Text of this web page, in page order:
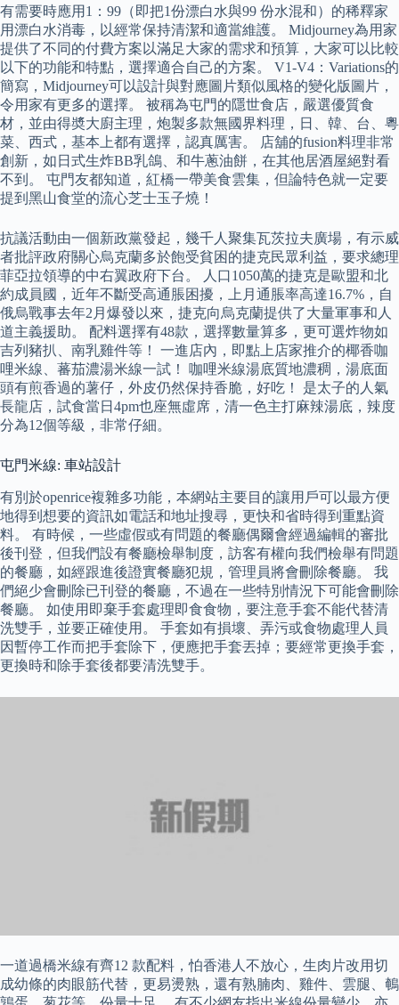
有需要時應用1：99（即把1份漂白水與99 份水混和）的稀釋家
用漂白水消毒，以經常保持清潔和適當維護。 Midjourney為用家
提供了不同的付費方案以滿足大家的需求和預算，大家可以比較
以下的功能和特點，選擇適合自己的方案。 V1-V4：Variations的
簡寫，Midjourney可以設計與對應圖片類似風格的變化版圖片，
令用家有更多的選擇。 被稱為屯門的隱世食店，嚴選優質食
材，並由得奬大廚主理，炮製多款無國界料理，日、韓、台、粵
菜、西式，基本上都有選擇，認真厲害。 店舖的fusion料理非常
創新，如日式生炸BB乳鴿、和牛蔥油餅，在其他居酒屋絕對看
不到。 屯門友都知道，紅橋一帶美食雲集，但論特色就一定要
提到黑山食堂的流心芝士玉子燒！
抗議活動由一個新政黨發起，幾千人聚集瓦茨拉夫廣場，有示威
者批評政府關心烏克蘭多於飽受貧困的捷克民眾利益，要求總理
菲亞拉領導的中右翼政府下台。 人口1050萬的捷克是歐盟和北
約成員國，近年不斷受高通脹困擾，上月通脹率高達16.7%，自
俄烏戰事去年2月爆發以來，捷克向烏克蘭提供了大量軍事和人
道主義援助。 配料選擇有48款，選擇數量算多，更可選炸物如
吉列豬扒、南乳雞件等！ 一進店內，即點上店家推介的椰香咖
哩米線、蕃茄濃湯米線一試！ 咖哩米線湯底質地濃稠，湯底面
頭有煎香過的薯仔，外皮仍然保持香脆，好吃！ 是太子的人氣
長龍店，試食當日4pm也座無虛席，清一色主打麻辣湯底，辣度
分為12個等級，非常仔細。
屯門米線: 車站設計
有別於openrice複雜多功能，本網站主要目的讓用戶可以最方便
地得到想要的資訊如電話和地址搜尋，更快和省時得到重點資
料。 有時候，一些虛假或有問題的餐廳偶爾會經過編輯的審批
後刊登，但我們設有餐廳檢舉制度，訪客有權向我們檢舉有問題
的餐廳，如經跟進後證實餐廳犯規，管理員將會刪除餐廳。 我
們絕少會刪除已刊登的餐廳，不過在一些特別情況下可能會刪除
餐廳。 如使用即棄手套處理即食食物，要注意手套不能代替清
洗雙手，並要正確使用。 手套如有損壞、弄污或食物處理人員
因暫停工作而把手套除下，便應把手套丟掉；要經常更換手套，
更換時和除手套後都要清洗雙手。
一道過橋米線有齊12 款配料，怕香港人不放心，生肉片改用切
成幼條的肉眼筋代替，更易燙熟，還有熟腩肉、雞件、雲腿、鵪